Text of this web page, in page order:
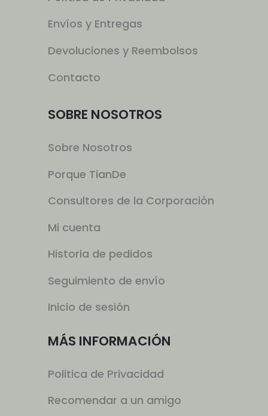
Envíos y Entregas
Devoluciones y Reembolsos
Contacto
SOBRE NOSOTROS
Sobre Nosotros
Porque TianDe
Consultores de la Corporación
Mi cuenta
Historia de pedidos
Seguimiento de envío
Inicio de sesión
MÁS INFORMACIÓN
Politica de Privacidad
Recomendar a un amigo